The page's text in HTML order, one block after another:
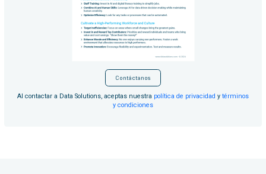
Contáctanos
Al contactar a Data Solutions, aceptas nuestra política de privacidad y términos
y condiciones